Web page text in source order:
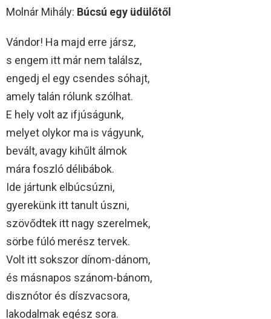
Molnár Mihály: Búcsú egy üdülőtől
Vándor! Ha majd erre jársz,
s engem itt már nem találsz,
engedj el egy csendes sóhajt,
amely talán rólunk szólhat.
E hely volt az ifjúságunk,
melyet olykor ma is vágyunk,
bevált, avagy kihűlt álmok
mára foszló délibábok.
Ide jártunk elbúcsúzni,
gyerekünk itt tanult úszni,
szövődtek itt nagy szerelmek,
sörbe fúló merész tervek.
Volt itt sokszor dínom-dánom,
és másnapos szánom-bánom,
disznótor és díszvacsora,
lakodalmak egész sora.